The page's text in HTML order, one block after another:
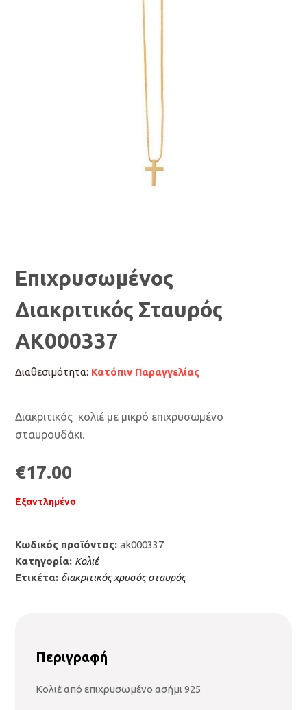
Επιχρυσωμένος
Διακριτικός Σταυρός
ΑΚ000337
Διαθεσιμότητα: Κατόπιν Παραγγελίας
Διακριτικός κολιέ με μικρό επιχρυσωμένο
σταυρουδάκι.
€17.00
Εξαντλημένο
Κωδικός προϊόντος:ak000337
Κατηγορία: Κολιέ
Ετικέτα: διακριτικός χρυσός σταυρός
Περιγραφή
Κολιέ από επιχρυσωμένο ασήμι 925